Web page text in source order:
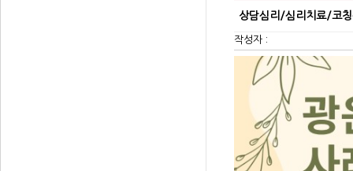
상담심리/심리치료/코
작성자 :